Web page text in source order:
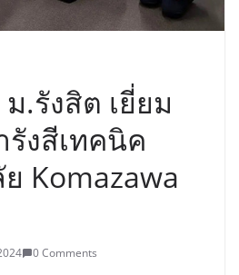
.รังสิต เยี่ยม
งสีเทคนิค
Komazawa
0 Comments